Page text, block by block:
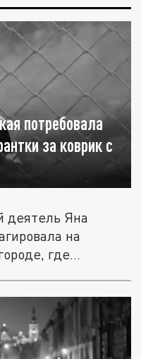
потребовала
за коврик с
деятель Яна
на
где...